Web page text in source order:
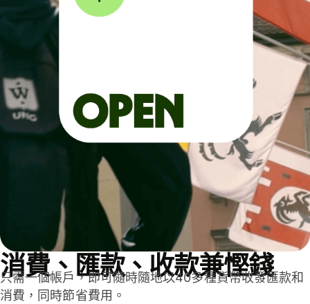
消費、匯款、收款兼慳錢
只需一個帳戶，即可隨時隨地以40多種貨幣收發匯款和
消費，同時節省費用。